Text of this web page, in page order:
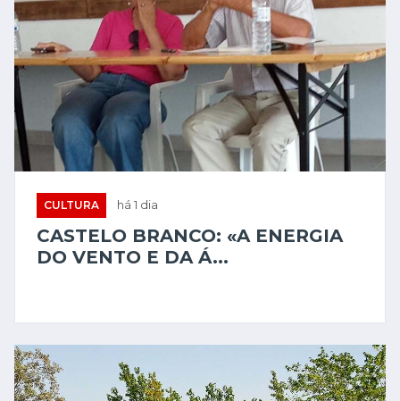
CULTURA há 1 dia
CASTELO BRANCO: «A ENERGIA
DO VENTO E DA Á...